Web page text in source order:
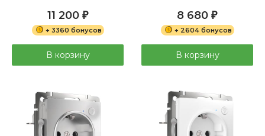
11 200 ₽
+ 3360 бонусов
В корзину
8 680 ₽
+ 2604 бонусов
В корзину